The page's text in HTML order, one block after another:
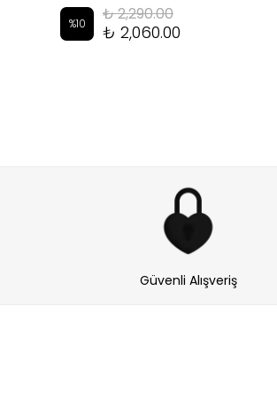
%10 ₺ 2,290.00
₺ 2,060.00
Güvenli Alışveriş